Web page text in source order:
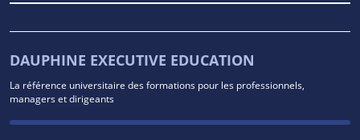
DAUPHINE EXECUTIVE EDUCATION
La référence universitaire des formations pour les professionnels,
managers et dirigeants